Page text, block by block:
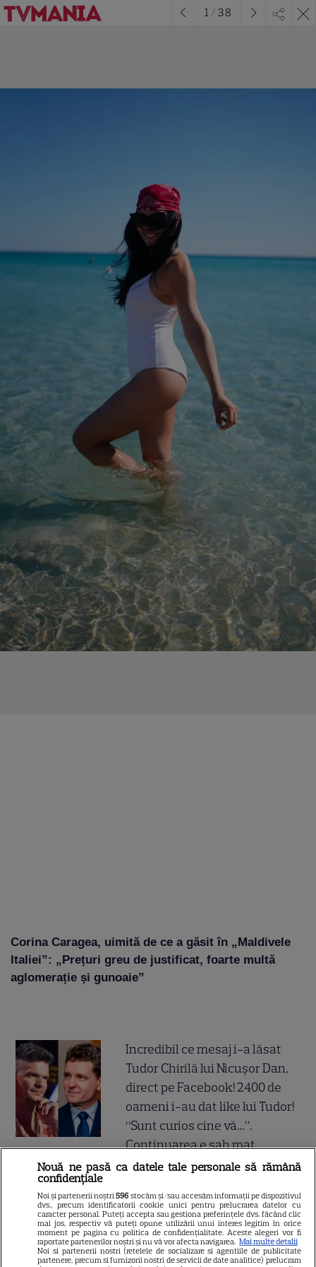
Corina Caragea, uimită de ce a găsit în „Maldivele
Italiei”: „Prețuri greu de justificat, foarte multă
aglomerație și gunoaie”
1/38
Incredibil ce mesaj i-a lăsat
Tudor Chirilă lui Nicușor Dan,
direct pe Facebook! 2400 de
oameni i-au dat like lui Tudor!
“Sunt curios cine vă…”.
Continuarea e șah mat
Mirabela Grădinaru, dar asta
nu e tot! Surpriza uriașă din
declarația de avere! Da, scrie
negru pe alb! O cheamă…
Nouă ne pasă ca datele tale personale să rămână
confidențiale
Noi și partenerii noștri596 stocăm și/sau accesăm informații pe dispozitivul
dvs., precum identificatorii cookie unici pentru prelucrarea datelor cu
caracter personal. Puteți accepta sau gestiona preferințele dvs. făcând clic
mai jos, respectiv vă puteți opune utilizării unui interes legitim în orice
moment pe pagina cu politica de confidențialitate. Aceste alegeri vor fi
raportate partenerilor noștri și nu vă vor afecta navigarea. Mai multe detalii
Noi si partenerii nostri (retelele de socializare si agentiile de publicitate
partenere, precum si furnizorii nostri de servicii de date analitice) prelucram